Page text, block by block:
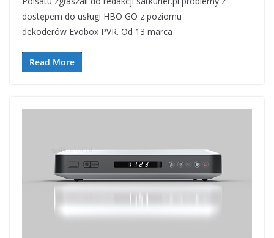
dostępem do usługi HBO GO z poziomu
dekoderów Evobox PVR. Od 13 marca
Read More